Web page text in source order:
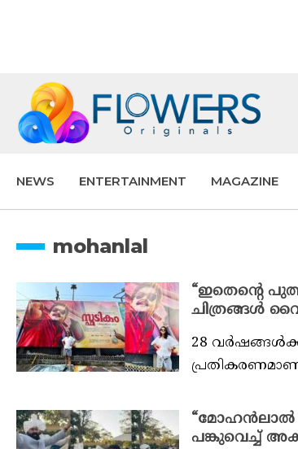
NEWS ENTERTAINMENT MAGAZINE
mohanlal
“ഇതെന്റെ
ചിത്രങ്ങൾ
28
പ്രതികരണമാണ്
“മോഹൻലാൽ
പങ്കുവെച്ച്